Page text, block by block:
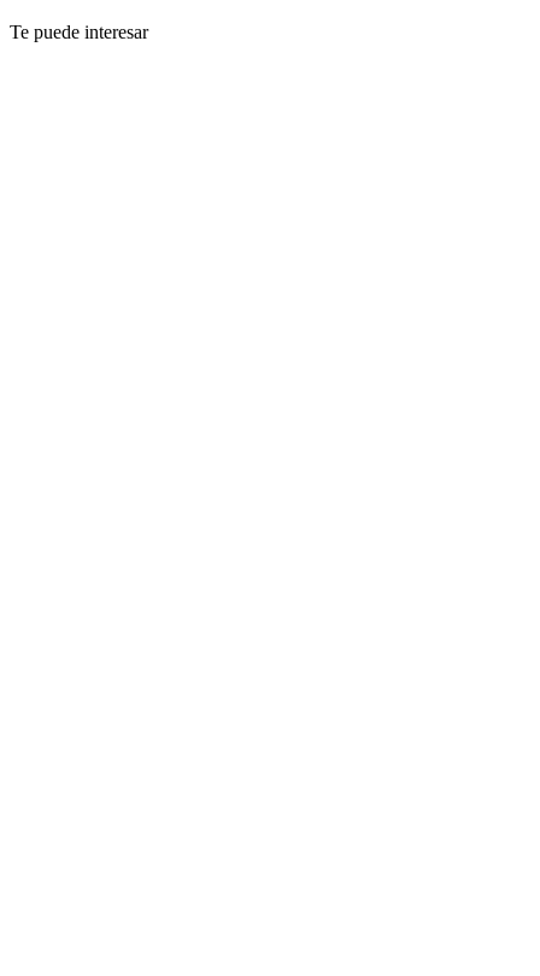
Te puede interesar